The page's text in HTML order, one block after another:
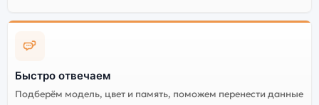
Быстро отвечаем
Подберём модель, цвет и память, поможем перенести данные